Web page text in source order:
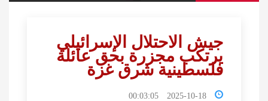
جيش الاحتلال الإسرائيلي
يرتكب مجزرة بحق عائلة
فلسطينية شرق غزة
2025-10-18 00:03:05